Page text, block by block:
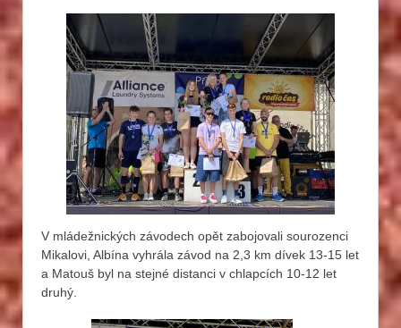
V mládežnických závodech opět zabojovali sourozenci
Mikalovi, Albína vyhrála závod na 2,3 km dívek 13-15 let
a Matouš byl na stejné distanci v chlapcích 10-12 let
druhý.